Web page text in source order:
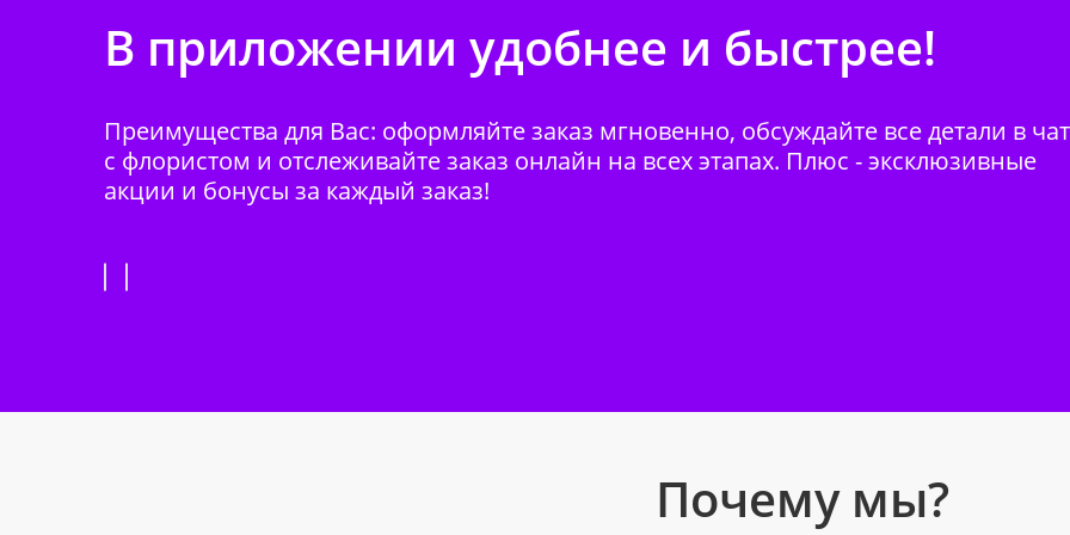
В приложении удобнее и быстрее!
Преимущества для Вас: оформляйте заказ мгновенно, обсуждайте все детали в
с флористом и отслеживайте заказ онлайн на всех этапах. Плюс - эксклюзивные
акции и бонусы за каждый заказ!
Почему мы?